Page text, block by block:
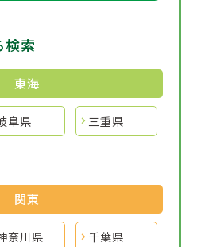
検索
東海
阜県 三重県
関東
奈川県 千葉県